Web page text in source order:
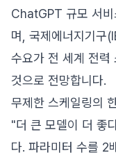
ChatGPT 규모 서
며, 국제에너지기구
수요가 전 세계 전력
것으로 전망합니다.
무제한 스케일링의
"더 큰 모델이 더 좋
다. 파라미터 수를 2